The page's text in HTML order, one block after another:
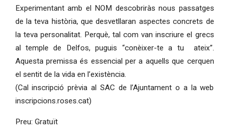
Experimentant amb el NOM descobriràs nous passatges
de la teva història, que desvetllaran aspectes concrets de
la teva personalitat. Perquè, tal com van inscriure el grecs
al temple de Delfos, puguis “conèixer-te a tu ateix”.
Aquesta premissa és essencial per a aquells que cerquen
el sentit de la vida en l’existència.
(Cal inscripció prèvia al SAC de l’Ajuntament o a la web
inscripcions.roses.cat)
Preu: Gratuït